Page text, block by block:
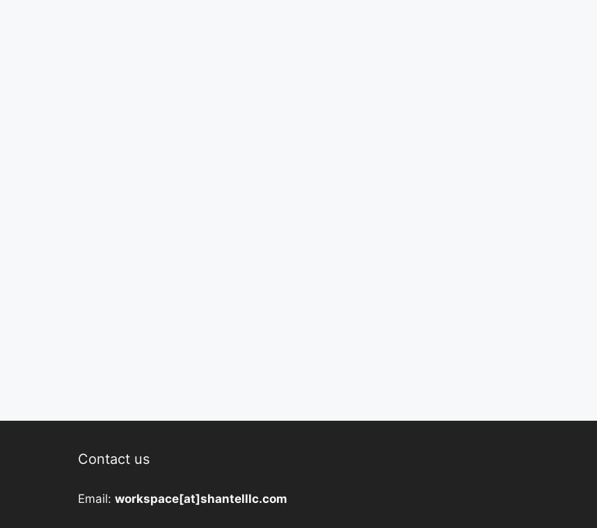
Contact us
Email: workspace[at]shantelllc.com